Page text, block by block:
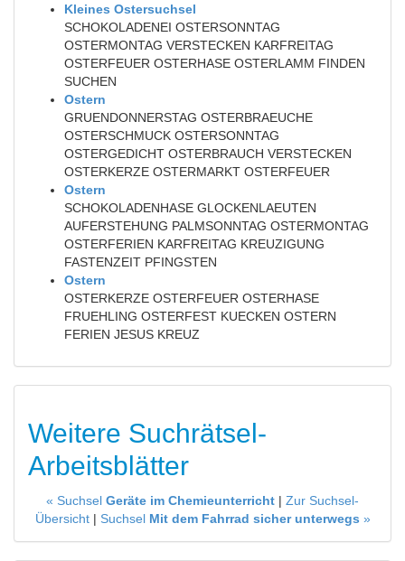
Kleines Ostersuchsel
SCHOKOLADENEI OSTERSONNTAG
OSTERMONTAG VERSTECKEN KARFREITAG
OSTERFEUER OSTERHASE OSTERLAMM FINDEN
SUCHEN
Ostern
GRUENDONNERSTAG OSTERBRAEUCHE
OSTERSCHMUCK OSTERSONNTAG
OSTERGEDICHT OSTERBRAUCH VERSTECKEN
OSTERKERZE OSTERMARKT OSTERFEUER
Ostern
SCHOKOLADENHASE GLOCKENLAEUTEN
AUFERSTEHUNG PALMSONNTAG OSTERMONTAG
OSTERFERIEN KARFREITAG KREUZIGUNG
FASTENZEIT PFINGSTEN
Ostern
OSTERKERZE OSTERFEUER OSTERHASE
FRUEHLING OSTERFEST KUECKEN OSTERN
FERIEN JESUS KREUZ
Weitere Suchrätsel-
Arbeitsblätter
« Suchsel Geräte im Chemieunterricht | Zur Suchsel-
Übersicht| Suchsel Mit dem Fahrrad sicher unterwegs »